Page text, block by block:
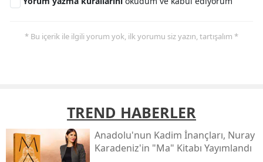
* Bu içerik ile ilgili yorum yok, ilk yorumu siz yazın, tartışalım *
TREND HABERLER
Anadolu'nun Kadim İnançları, Nuray
Karadeniz'in "ma" Kitabı Yayımlandı